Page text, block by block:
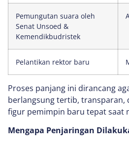
Pemungutan suara oleh
Senat Unsoed &
Kemendikbudristek
Pelantikan rektor baru
Proses panjang ini dirancang
berlangsung tertib, transparan,
figur pemimpin baru tepat saat
Mengapa Penjaringan